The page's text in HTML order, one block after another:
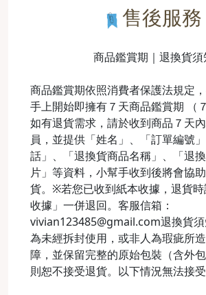
售後服務
商品鑑賞期｜退換貨須
商品鑑賞期依照消費者保護法規定
手上開始即擁有７天商品鑑賞期 （
如有退貨需求，請於收到商品７天
員，並提供「姓名」、「訂單編號
話」、「退換貨商品名稱」、「退
片」等資料，小幫手收到後將會協
貨。※若您已收到紙本收據，退貨
收據」一併退回。客服信箱：
vivian123485@gmail.com退換貨
為未經拆封使用，或非人為瑕疵所
障，並保留完整的原始包裝（含外
則恕不接受退貨。以下情況無法接受